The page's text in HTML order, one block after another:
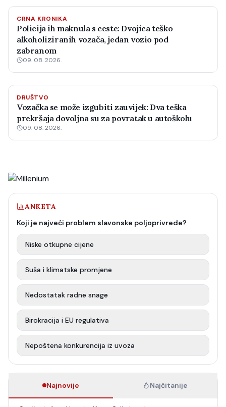
CRNA KRONIKA
Policija ih maknula s ceste: Dvojica teško
alkoholiziranih vozača, jedan vozio pod
zabranom
09. 08. 2026.
DRUŠTVO
Vozačka se može izgubiti zauvijek: Dva teška
prekršaja dovoljna su za povratak u autoškolu
09. 08. 2026.
ANKETA
Koji je najveći problem slavonske poljoprivrede?
Niske otkupne cijene
Suša i klimatske promjene
Nedostatak radne snage
Birokracija i EU regulativa
Nepoštena konkurencija iz uvoza
Najnovije Najčitanije